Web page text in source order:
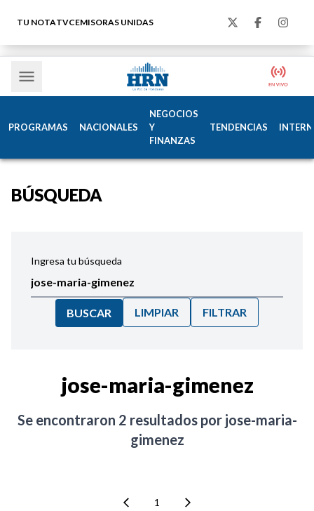
TU NOTATVCEMISORAS UNIDAS
PROGRAMAS NACIONALES
NEGOCIOS
Y
FINANZAS
TENDENCIAS
BÚSQUEDA
Ingresa tu búsqueda
BUSCAR LIMPIAR FILTRAR
jose-maria-gimenez
Se encontraron 2 resultados por jose-maria-
gimenez
1